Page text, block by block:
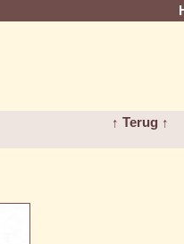
↑ Terug ↑